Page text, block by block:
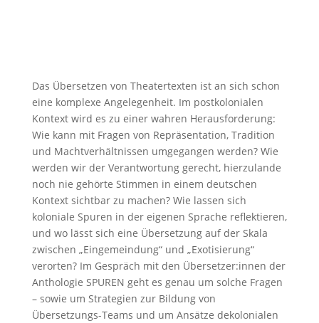
Das Übersetzen von Theatertexten ist an sich schon
eine komplexe Angelegenheit. Im postkolonialen
Kontext wird es zu einer wahren Herausforderung:
Wie kann mit Fragen von Repräsentation, Tradition
und Machtverhältnissen umgegangen werden? Wie
werden wir der Verantwortung gerecht, hierzulande
noch nie gehörte Stimmen in einem deutschen
Kontext sichtbar zu machen? Wie lassen sich
koloniale Spuren in der eigenen Sprache reflektieren,
und wo lässt sich eine Übersetzung auf der Skala
zwischen „Eingemeindung“ und „Exotisierung“
verorten? Im Gespräch mit den Übersetzer:innen der
Anthologie SPUREN geht es genau um solche Fragen
– sowie um Strategien zur Bildung von
Übersetzungs-Teams und um Ansätze dekolonialen